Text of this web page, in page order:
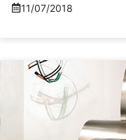
11/07/2018